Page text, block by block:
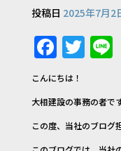
投稿日 2025年7月2
F
a
c
e
b
T
w
it
te
r
Li
こんにちは！
大相建設の事務の者です
この度、当社のブログ